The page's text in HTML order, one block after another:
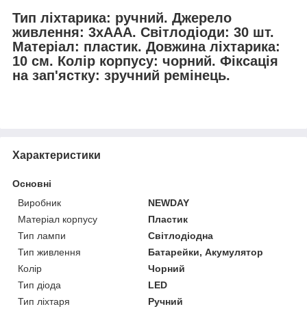
Тип ліхтарика: ручний. Джерело
живлення: 3хААА. Світлодіоди: 30 шт.
Матеріал: пластик. Довжина ліхтарика:
10 см. Колір корпусу: чорний. Фіксація
на зап'ястку: зручний ремінець.
Характеристики
Основні
Виробник
NEWDAY
Матеріал корпусу
Пластик
Тип лампи
Світлодіодна
Тип живлення
Батарейки, Акумулятор
Колір
Чорний
Тип діода
LED
Тип ліхтаря
Ручний